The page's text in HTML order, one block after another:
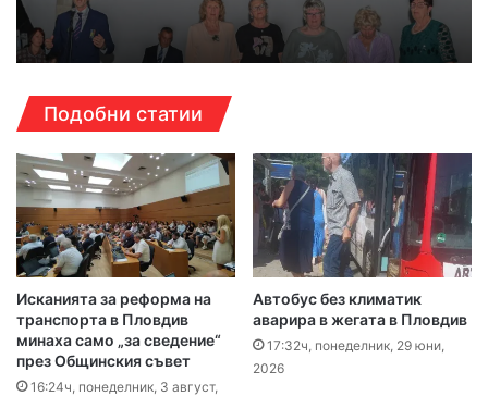
Подобни статии
Исканията за реформа на
транспорта в Пловдив
минаха само „за сведение“
през Общинския съвет
16:24ч, понеделник, 3 август,
Автобус без климатик
аварира в жегата в Пловдив
17:32ч, понеделник, 29 юни,
2026